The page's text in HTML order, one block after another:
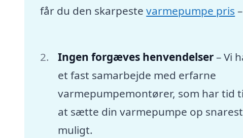
får du den skarpestevarmepumpe pris
Ingen forgæves henvendelser– Vi
et fast samarbejde med erfarne
varmepumpemontører, som har tid
at sætte din varmepumpe op snarest
muligt.